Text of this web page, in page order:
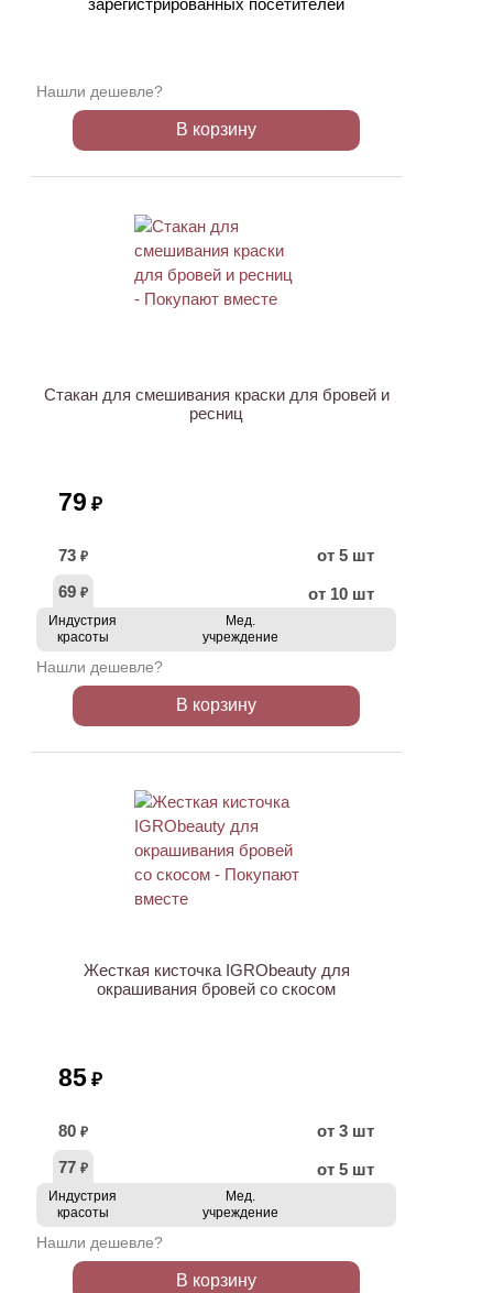
зарегистрированных посетителей
Нашли дешевле?
В корзину
Стакан для смешивания краски для бровей и
ресниц
79 ₽
73 ₽
от 5 шт
69 ₽ от 10 шт
Индустрия
красоты
Мед.
учреждение
Нашли дешевле?
В корзину
Жесткая кисточка IGRObeauty для
окрашивания бровей со скосом
85 ₽
80 ₽
от 3 шт
77 ₽ от 5 шт
Индустрия
красоты
Мед.
учреждение
Нашли дешевле?
В корзину